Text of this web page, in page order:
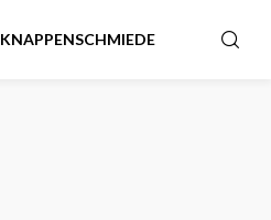
KNAPPENSCHMIEDE